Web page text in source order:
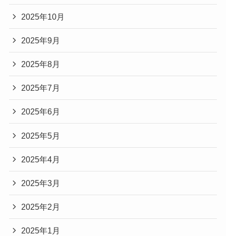
2025年10月
2025年9月
2025年8月
2025年7月
2025年6月
2025年5月
2025年4月
2025年3月
2025年2月
2025年1月